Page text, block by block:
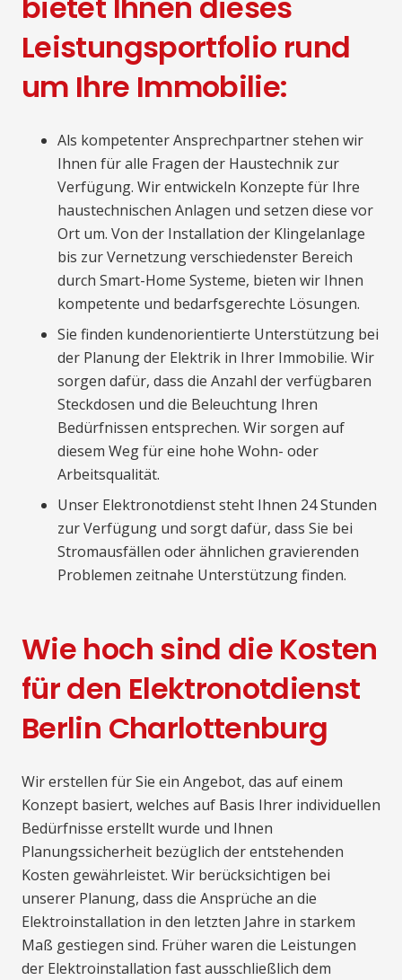
Leistungsportfolio rund
um Ihre Immobilie:
Als kompetenter Ansprechpartner stehen wir
Ihnen für alle Fragen der Haustechnik zur
Verfügung. Wir entwickeln Konzepte für Ihre
haustechnischen Anlagen und setzen diese vor
Ort um. Von der Installation der Klingelanlage
bis zur Vernetzung verschiedenster Bereich
durch Smart-Home Systeme, bieten wir Ihnen
kompetente und bedarfsgerechte Lösungen.
Sie finden kundenorientierte Unterstützung bei
der Planung der Elektrik in Ihrer Immobilie. Wir
sorgen dafür, dass die Anzahl der verfügbaren
Steckdosen und die Beleuchtung Ihren
Bedürfnissen entsprechen. Wir sorgen auf
diesem Weg für eine hohe Wohn- oder
Arbeitsqualität.
Unser Elektronotdienst steht Ihnen 24 Stunden
zur Verfügung und sorgt dafür, dass Sie bei
Stromausfällen oder ähnlichen gravierenden
Problemen zeitnahe Unterstützung finden.
Wie hoch sind die Kosten
für den Elektronotdienst
Berlin Charlottenburg
Wir erstellen für Sie ein Angebot, das auf einem
Konzept basiert, welches auf Basis Ihrer individuellen
Bedürfnisse erstellt wurde und Ihnen
Planungssicherheit bezüglich der entstehenden
Kosten gewährleistet. Wir berücksichtigen bei
unserer Planung, dass die Ansprüche an die
Elektroinstallation in den letzten Jahre in starkem
Maß gestiegen sind. Früher waren die Leistungen
der Elektroinstallation fast ausschließlich dem